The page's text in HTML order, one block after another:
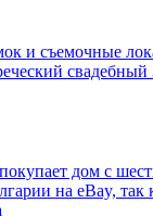
и съемочные
свадебный
дом с
на eBay, так